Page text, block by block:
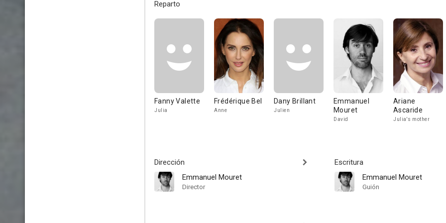
Reparto
Fanny Valette
Julia
Frédérique Bel
Anne
Dany Brillant
Julien
Emmanuel
Mouret
David
Ariane
Ascaride
Julia's mother
Dirección
Emmanuel Mouret
Director
Escritura
Emmanuel Mouret
Guión